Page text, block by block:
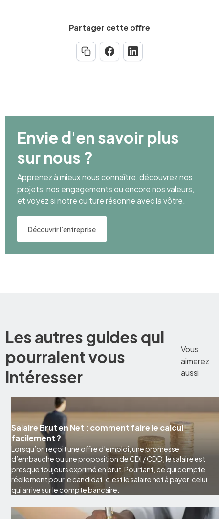
Partager cette offre
Envie d'en savoir plus
sur nous ?
Apprenez à mieux nous connaître, découvrez nos
projets, nos engagements ou encore nos valeurs,
et voyez si notre culture résonne avec la vôtre.
Découvrir l’entreprise
Les autres guides qui
pourraient vous
intéresser
Vous
aimerez
aussi
Salaire Brut en Net : comment faire le calcul
facilement ?
Lorsqu’on reçoit une offre d’emploi, une promesse
d’embauche ou une proposition de CDI / CDD, le salaire est
presque toujours exprimé en brut. Pourtant, ce qui compte
réellement pour le candidat, c’est le salaire net à payer, celui
qui arrive sur le compte bancaire.